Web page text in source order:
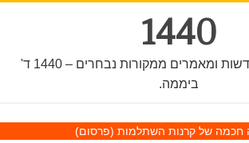
1440
חדשות, מבזקי חדשות ומאמרים ממקורות נבחרים – 1440 ד'
ביממה.
חכמה של קרנות השתלמות (פרסום)